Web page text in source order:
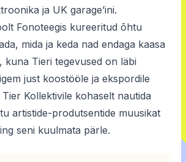
ja UK garage’ini.
Fonoteegis kureeritud õhtu
mida ja keda nad endaga kaasa
kuna Tieri tegevused on läbi
just koostööle ja ekspordile
Kollektivile kohaselt nautida
artistide-produtsentide muusikat
seni kuulmata pärle.